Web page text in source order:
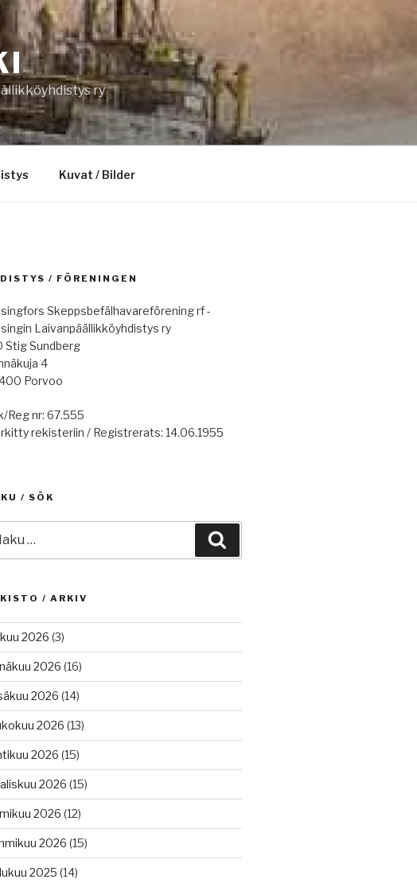
ry
Kuvat / Bilder
/ FÖRENINGEN
Skeppsbefälhavareförening rf -
Laivanpäällikköyhdistys ry
Stig Sundberg
4
Porvoo
Reg nr: 67.555
rekisteriin / Registrerats: 14.06.1955
/ SÖK
/ ARKIV
2026 (3)
2026 (16)
2026 (14)
2026 (13)
2026 (15)
2026 (15)
2026 (12)
2026 (15)
2025 (14)